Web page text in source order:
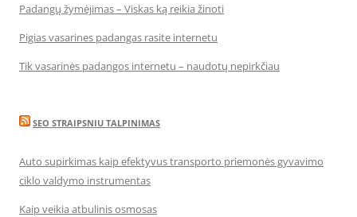
Padangų žymėjimas – Viskas ką reikia žinoti
Pigias vasarines padangas rasite internetu
Tik vasarinės padangos internetu – naudotų nepirkčiau
SEO STRAIPSNIU TALPINIMAS
Auto supirkimas kaip efektyvus transporto priemonės gyvavimo
ciklo valdymo instrumentas
Kaip veikia atbulinis osmosas